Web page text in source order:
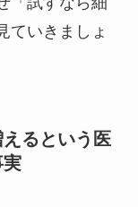
ていきましょ
るという医
実